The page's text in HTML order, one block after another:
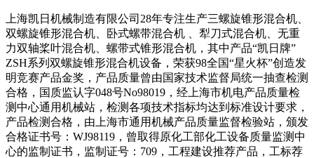
上海凯日机械制造有限公司28年专注生产三螺旋锥形混合机、
双螺旋锥形混合机、卧式螺带混合机 、犁刀式混合机、无重
力双轴桨叶混合机、螺带式锥形混合机，其中产品“凯日牌”
ZSH系列双螺旋锥形混合机设备，荣获98全国“星火杯”创造发
明竞赛产品金奖，产品质量曾由国家技术监督局统一抽查检测
合格，国质监认字048号No98019，经上海市机电产品质量检
测中心通用机械站，检测各项技术指标均达到标准设计要求，
产品检测合格，由上海市通用机械产品质量监督检验站，颁发
合格证书号：WJ98119，曾取得原化工部化工设备质量监测中
心的监制证书，监制证号：709，工程建设推荐产品，工标荐